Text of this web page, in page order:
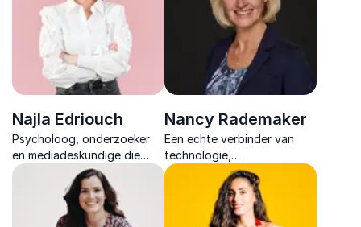
Najla Edriouch
Psycholoog, onderzoeker
en mediadeskundige die
mentale gezondheid, sociale
gedragsverandering
vertaalt naar toepasbare
Nancy Rademaker
Een echte verbinder van
technologie,
klantgerichtheid en
innovatie in energieke
keynotes die inspireren en
richting geeft in een tijd van